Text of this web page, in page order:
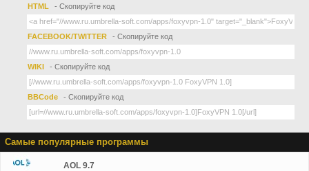
HTML - Скопируйте код
FACEBOOK/TWITTER - Скопируйте код
WIKI - Скопируйте код
BBCode - Скопируйте код
Самые популярные программы
AOL 9.7